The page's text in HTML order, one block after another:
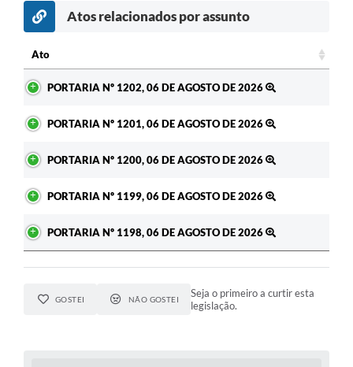
Atos relacionados por assunto
Ato
PORTARIA Nº 1202, 06 DE AGOSTO DE 2026
PORTARIA Nº 1201, 06 DE AGOSTO DE 2026
PORTARIA Nº 1200, 06 DE AGOSTO DE 2026
PORTARIA Nº 1199, 06 DE AGOSTO DE 2026
PORTARIA Nº 1198, 06 DE AGOSTO DE 2026
GOSTEI NÃO GOSTEI
Seja o primeiro a curtir esta
legislação.